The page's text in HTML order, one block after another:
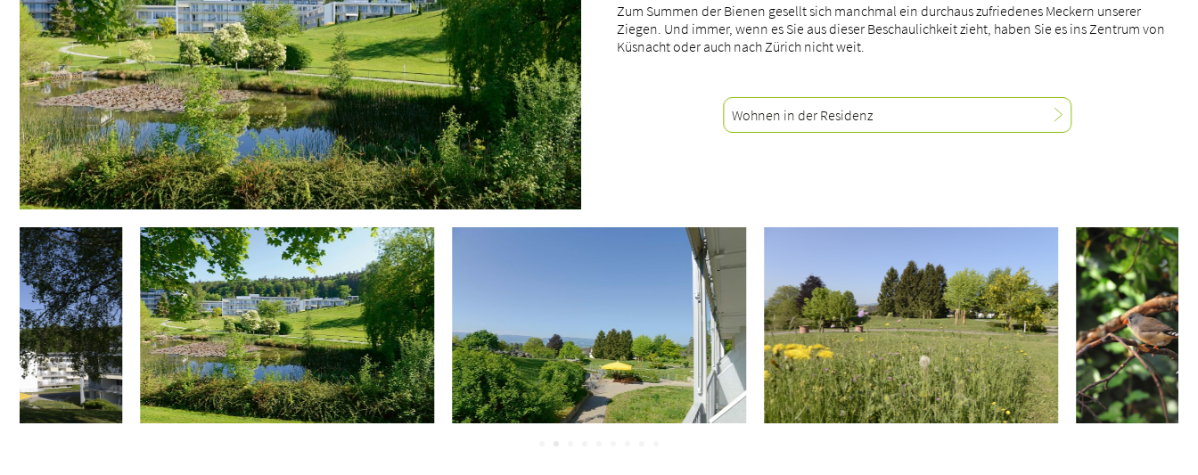
Zum Summen der Bienen gesellt sich manchmal ein durchaus zufriedenes Meckern unserer
Ziegen. Und immer, wenn es Sie aus dieser Beschaulichkeit zieht, haben Sie es ins Zentrum von
Küsnacht oder auch nach Zürich nicht weit.
Wohnen in der Residenz